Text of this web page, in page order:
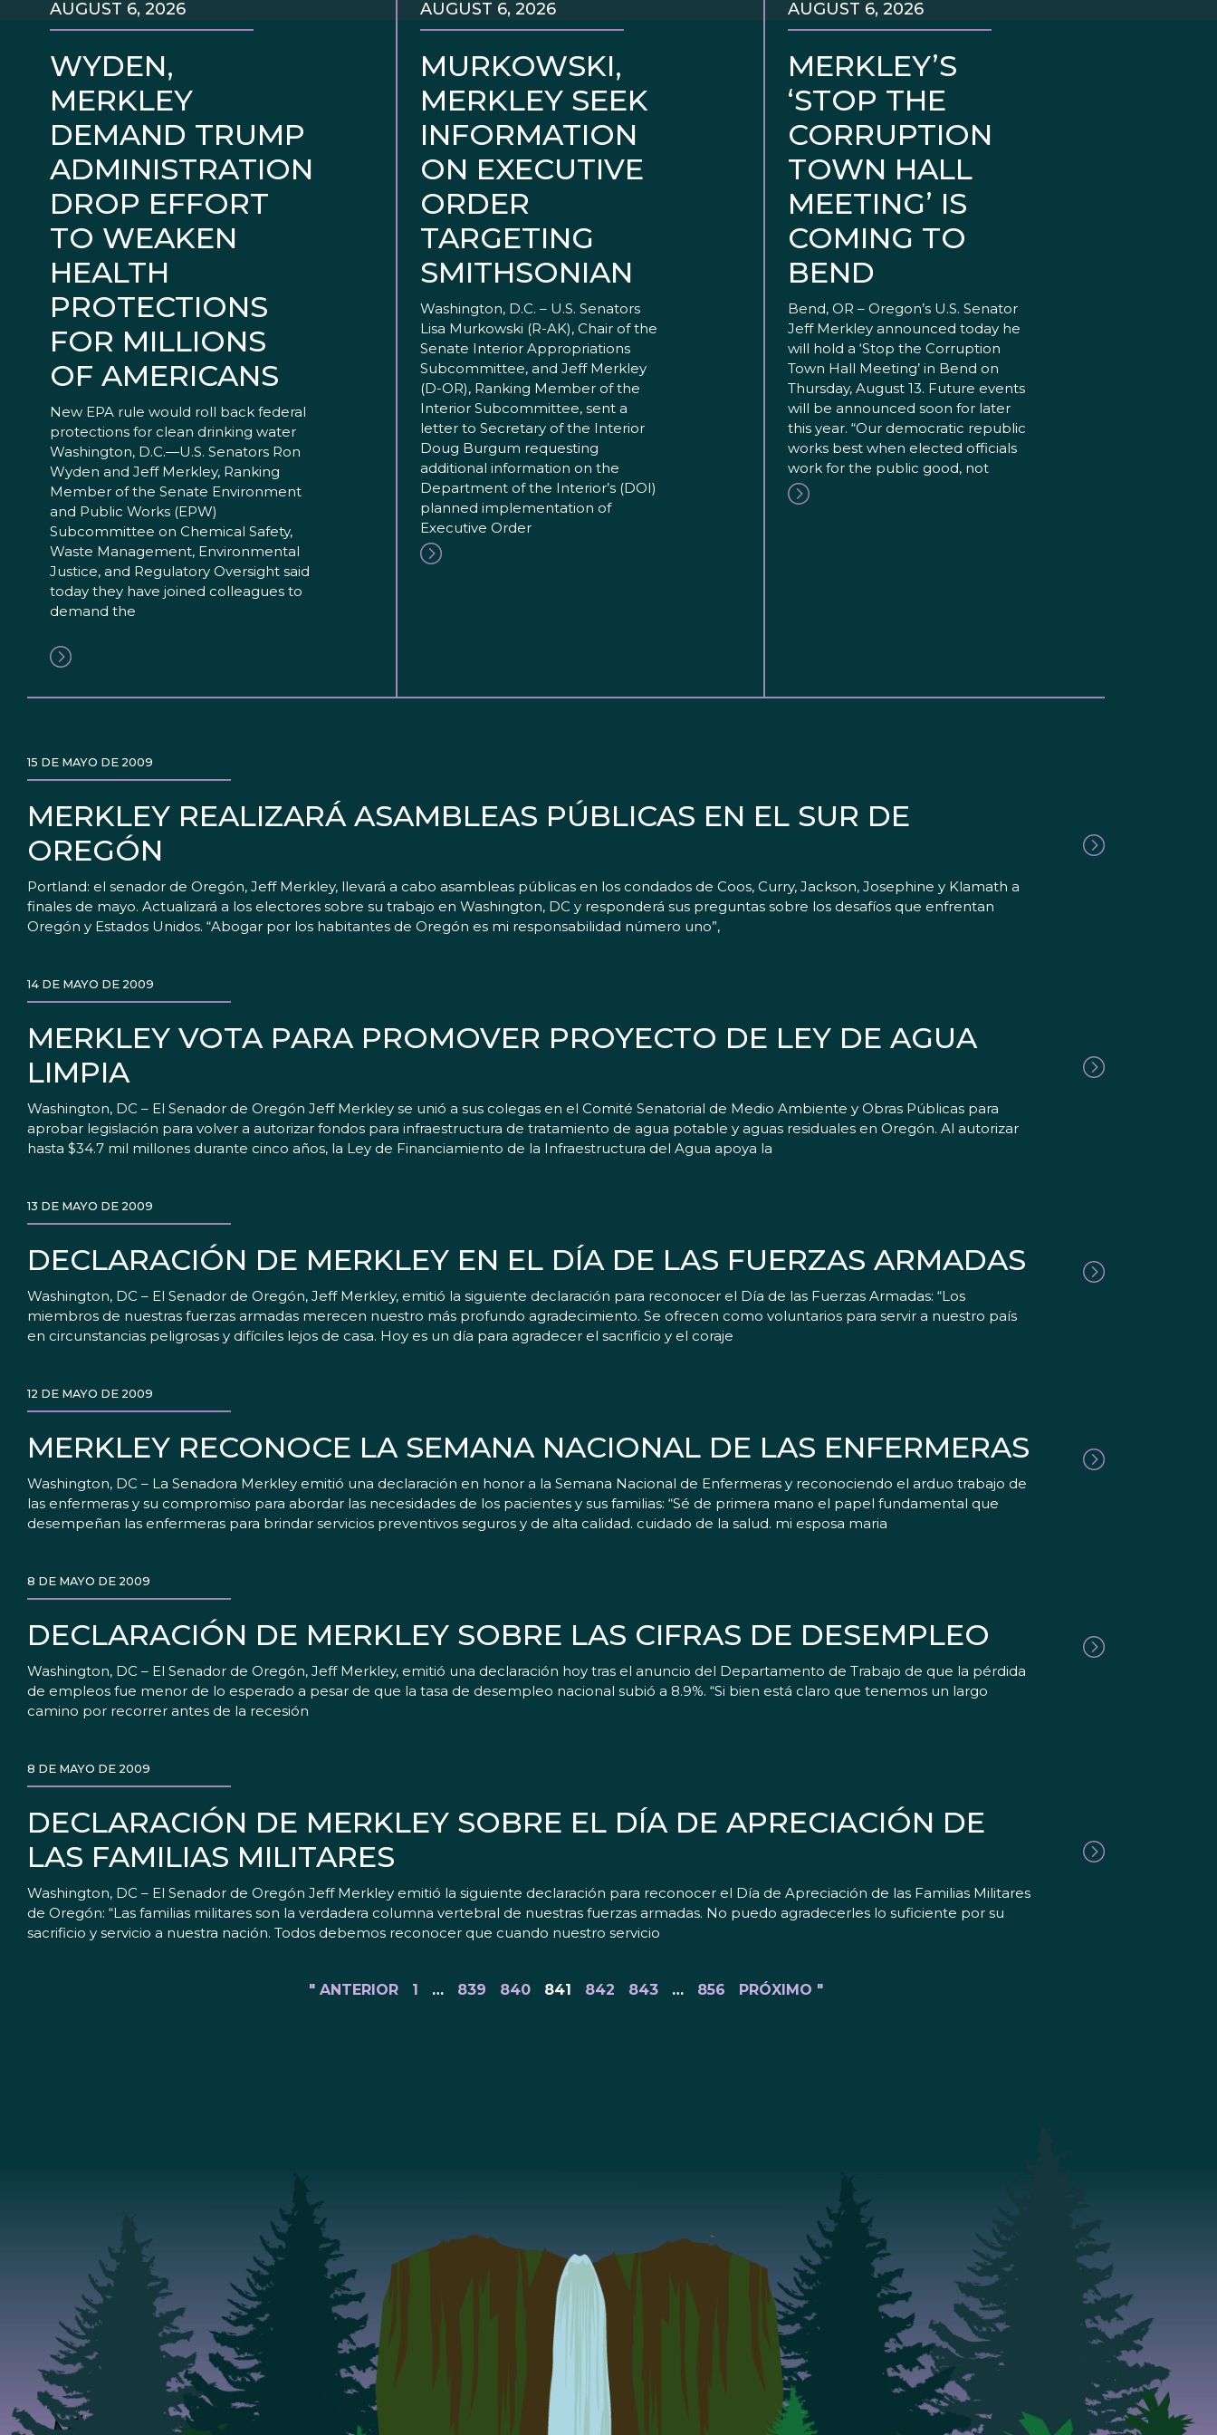
WYDEN,
MERKLEY
DEMAND TRUMP
ADMINISTRATION
DROP EFFORT
TO WEAKEN
HEALTH
PROTECTIONS
FOR MILLIONS
OF AMERICANS
AUGUST 6, 2026
New EPA rule would roll back federal
protections for clean drinking water
Washington, D.C.—U.S. Senators Ron
Wyden and Jeff Merkley, Ranking
Member of the Senate Environment
and Public Works (EPW)
Subcommittee on Chemical Safety,
Waste Management, Environmental
Justice, and Regulatory Oversight said
today they have joined colleagues to
demand the
MURKOWSKI,
MERKLEY SEEK
INFORMATION
ON EXECUTIVE
ORDER
TARGETING
SMITHSONIAN
AUGUST 6, 2026
Washington, D.C. – U.S. Senators
Lisa Murkowski (R-AK), Chair of the
Senate Interior Appropriations
Subcommittee, and Jeff Merkley
(D-OR), Ranking Member of the
Interior Subcommittee, sent a
letter to Secretary of the Interior
Doug Burgum requesting
additional information on the
Department of the Interior’s (DOI)
planned implementation of
Executive Order
MERKLEY’S
‘STOP THE
CORRUPTION
TOWN HALL
MEETING’ IS
COMING TO
BEND
AUGUST 6, 2026
Bend, OR – Oregon’s U.S. Senator
Jeff Merkley announced today he
will hold a ‘Stop the Corruption
Town Hall Meeting’ in Bend on
Thursday, August 13. Future events
will be announced soon for later
this year. “Our democratic republic
works best when elected officials
work for the public good, not
MERKLEY REALIZARÁ ASAMBLEAS PÚBLICAS EN EL SUR DE
OREGÓN
15 DE MAYO DE 2009
Portland: el senador de Oregón, Jeff Merkley, llevará a cabo asambleas públicas en los condados de Coos, Curry, Jackson, Josephine y Klamath a
finales de mayo. Actualizará a los electores sobre su trabajo en Washington, DC y responderá sus preguntas sobre los desafíos que enfrentan
Oregón y Estados Unidos. “Abogar por los habitantes de Oregón es mi responsabilidad número uno”,
MERKLEY VOTA PARA PROMOVER PROYECTO DE LEY DE AGUA
LIMPIA
14 DE MAYO DE 2009
Washington, DC – El Senador de Oregón Jeff Merkley se unió a sus colegas en el Comité Senatorial de Medio Ambiente y Obras Públicas para
aprobar legislación para volver a autorizar fondos para infraestructura de tratamiento de agua potable y aguas residuales en Oregón. Al autorizar
hasta $34.7 mil millones durante cinco años, la Ley de Financiamiento de la Infraestructura del Agua apoya la
DECLARACIÓN DE MERKLEY EN EL DÍA DE LAS FUERZAS ARMADAS
13 DE MAYO DE 2009
Washington, DC – El Senador de Oregón, Jeff Merkley, emitió la siguiente declaración para reconocer el Día de las Fuerzas Armadas: “Los
miembros de nuestras fuerzas armadas merecen nuestro más profundo agradecimiento. Se ofrecen como voluntarios para servir a nuestro país
en circunstancias peligrosas y difíciles lejos de casa. Hoy es un día para agradecer el sacrificio y el coraje
MERKLEY RECONOCE LA SEMANA NACIONAL DE LAS ENFERMERAS
12 DE MAYO DE 2009
Washington, DC – La Senadora Merkley emitió una declaración en honor a la Semana Nacional de Enfermeras y reconociendo el arduo trabajo de
las enfermeras y su compromiso para abordar las necesidades de los pacientes y sus familias: “Sé de primera mano el papel fundamental que
desempeñan las enfermeras para brindar servicios preventivos seguros y de alta calidad. cuidado de la salud. mi esposa maria
DECLARACIÓN DE MERKLEY SOBRE LAS CIFRAS DE DESEMPLEO
8 DE MAYO DE 2009
Washington, DC – El Senador de Oregón, Jeff Merkley, emitió una declaración hoy tras el anuncio del Departamento de Trabajo de que la pérdida
de empleos fue menor de lo esperado a pesar de que la tasa de desempleo nacional subió a 8.9%. “Si bien está claro que tenemos un largo
camino por recorrer antes de la recesión
DECLARACIÓN DE MERKLEY SOBRE EL DÍA DE APRECIACIÓN DE
LAS FAMILIAS MILITARES
8 DE MAYO DE 2009
Washington, DC – El Senador de Oregón Jeff Merkley emitió la siguiente declaración para reconocer el Día de Apreciación de las Familias Militares
de Oregón: “Las familias militares son la verdadera columna vertebral de nuestras fuerzas armadas. No puedo agradecerles lo suficiente por su
sacrificio y servicio a nuestra nación. Todos debemos reconocer que cuando nuestro servicio
" ANTERIOR 1 … 839 840 841 842 843 … 856 PRÓXIMO "